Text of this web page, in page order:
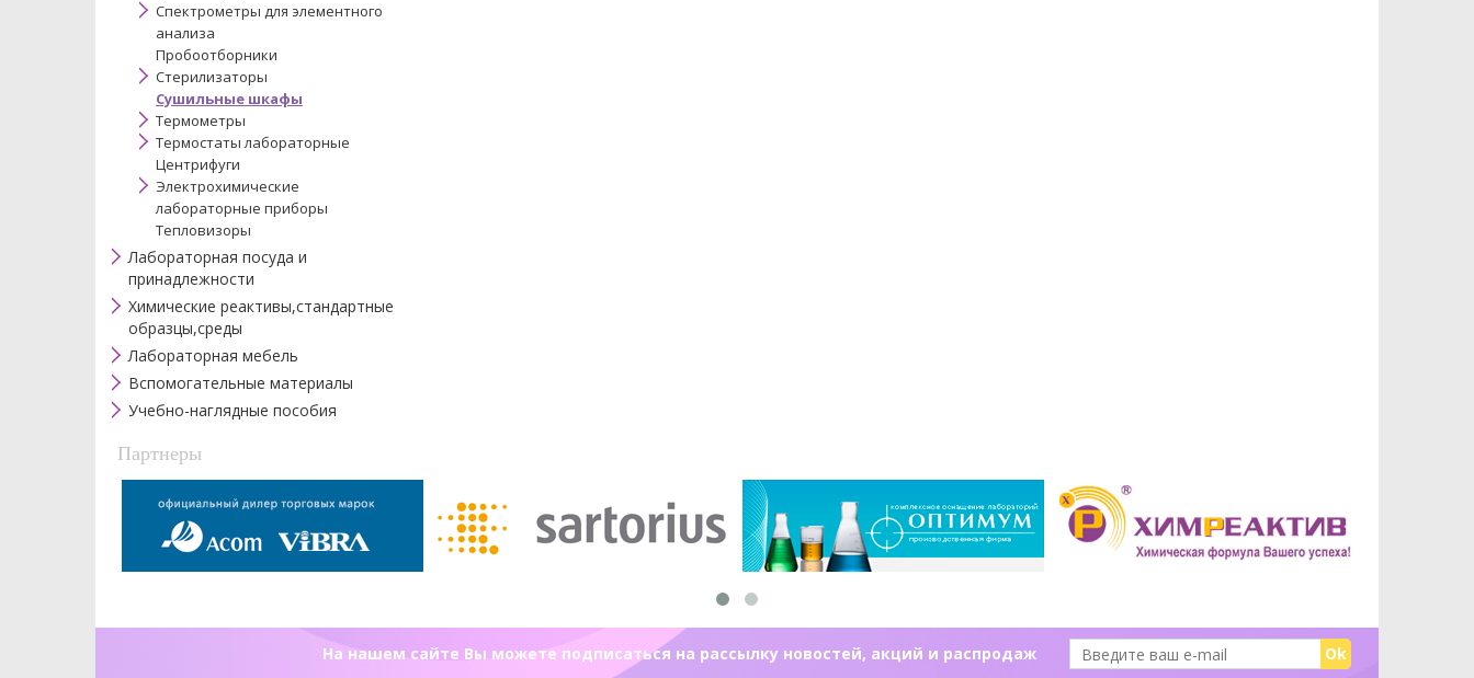
Спектрометры для элементного
анализа
Пробоотборники
Стерилизаторы
Сушильные шкафы
Термометры
Термостаты лабораторные
Центрифуги
Электрохимические
лабораторные приборы
Тепловизоры
Лабораторная посуда и
принадлежности
Химические реактивы,стандартные
образцы,среды
Лабораторная мебель
Вспомогательные материалы
Учебно-наглядные пособия
Партнеры
На нашем сайте Вы можете подписаться на рассылку новостей, акций и распродаж Ok